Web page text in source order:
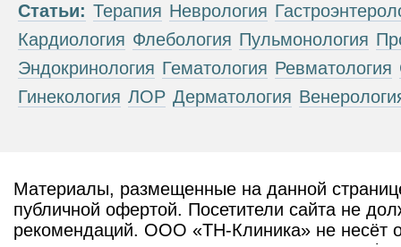
Статьи: Терапия Неврология
Кардиология Флебология Пульмонология
Эндокринология Гематология Ревматология
Гинекология ЛОР Дерматология
Материалы, размещенные на данной
публичной офертой. Посетители сайта не
рекомендаций. ООО «ТН-Клиника» не несёт